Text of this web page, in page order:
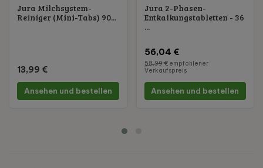
Jura Milchsystem-
Reiniger (Mini-Tabs) 90...
13,99 €
Ansehen und bestellen
Jura 2-Phasen-
Entkalkungstabletten - 36
...
56,04 €
58,99 €empfohlener
Verkaufspreis
Ansehen und bestellen